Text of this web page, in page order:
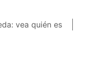
vea quién es